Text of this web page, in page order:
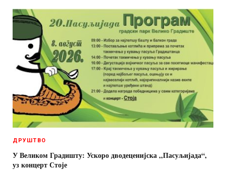
ДРУШТВО
У Великом Градишту: Ускоро дводеценијска ,,Пасуљијада“,
уз концерт Стоје